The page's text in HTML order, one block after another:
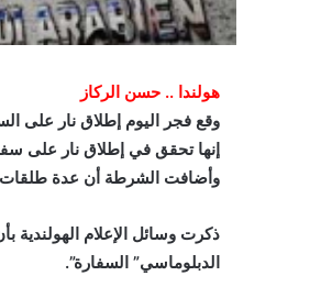
هولندا .. حسن الركاز
وقع فجر اليوم إطلاق نار على
إنها تحقق في إطلاق نار على
وأضافت الشرطة أن عدة طلقات
ذكرت وسائل الإعلام
الدبلوماسي” السفارة”.